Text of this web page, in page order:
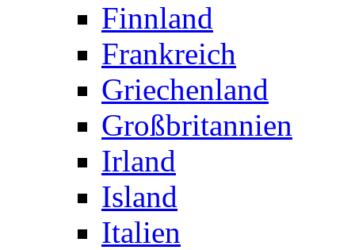
Finnland
Frankreich
Griechenland
Großbritannien
Irland
Island
Italien